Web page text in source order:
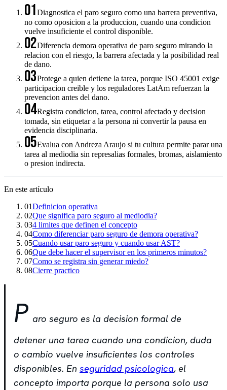
01Diagnostica el paro seguro como una barrera preventiva,
no como oposicion a la produccion, cuando una condicion
vuelve insuficiente el control disponible.
02Diferencia demora operativa de paro seguro mirando la
relacion con el riesgo, la barrera afectada y la posibilidad real
de dano.
03Protege a quien detiene la tarea, porque ISO 45001 exige
participacion creible y los reguladores LatAm refuerzan la
prevencion antes del dano.
04Registra condicion, tarea, control afectado y decision
tomada, sin etiquetar a la persona ni convertir la pausa en
evidencia disciplinaria.
05Evalua con Andreza Araujo si tu cultura permite parar una
tarea al mediodia sin represalias formales, bromas, aislamiento
o presion indirecta.
En este artículo
01Definicion operativa
02Que significa paro seguro al mediodia?
034 limites que definen el concepto
04Como diferenciar paro seguro de demora operativa?
05Cuando usar paro seguro y cuando usar AST?
06Que debe hacer el supervisor en los primeros minutos?
07Como se registra sin generar miedo?
08Cierre practico
P aro seguro es la decision formal de
detener una tarea cuando una condicion, duda
o cambio vuelve insuficientes los controles
disponibles. En seguridad psicologica, el
concepto importa porque la persona solo usa